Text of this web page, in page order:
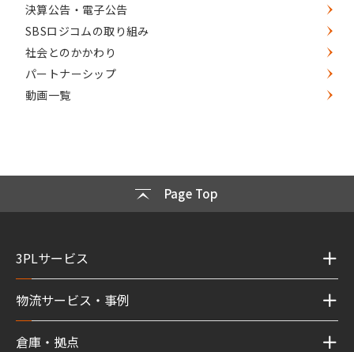
決算公告・電子公告
SBSロジコムの取り組み
社会とのかかわり
パートナーシップ
動画一覧
Page Top
3PLサービス
物流サービス・事例
倉庫・拠点